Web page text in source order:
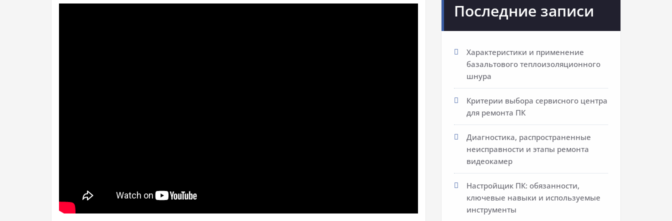
Последние записи
Характеристики и применение
базальтового теплоизоляционного
шнура
Критерии выбора сервисного центра
для ремонта ПК
Диагностика, распространенные
неисправности и этапы ремонта
видеокамер
Настройщик ПК: обязанности,
ключевые навыки и используемые
инструменты